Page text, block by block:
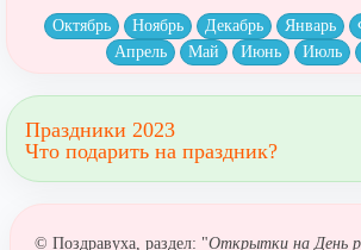
Октябрь Ноябрь Декабрь Январь
Апрель
Май Июнь Июль
Праздники 2023
Что подарить на праздник?
© Поздравуха, раздел: "Открытки на День